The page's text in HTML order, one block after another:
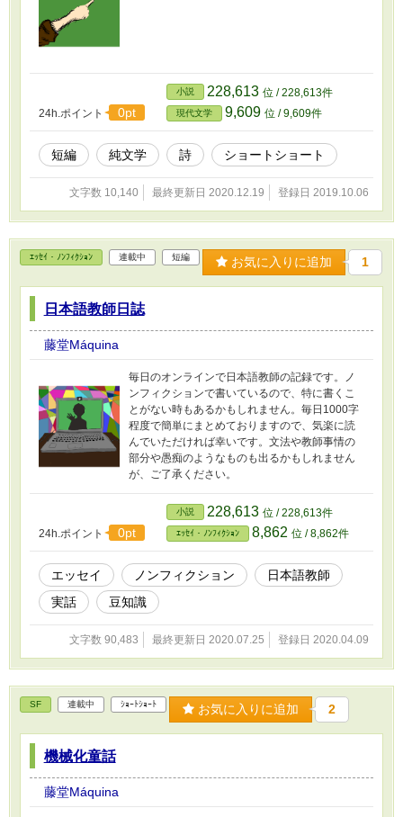
24h.ポイント 0pt
小説 228,613 位 / 228,613件
現代文学 9,609 位 / 9,609件
短編 純文学 詩 ショートショート
文字数 10,140 最終更新日 2020.12.19 登録日 2019.10.06
ｴｯｾｲ・ﾉﾝﾌｨｸｼｮﾝ 連載中 短編 お気に入りに追加 1
日本語教師日誌
藤堂Máquina
毎日のオンラインで日本語教師の記録です。ノ
ンフィクションで書いているので、特に書くこ
とがない時もあるかもしれません。毎日1000字
程度で簡単にまとめておりますので、気楽に読
んでいただければ幸いです。文法や教師事情の
部分や愚痴のようなものも出るかもしれません
が、ご了承ください。
24h.ポイント 0pt
小説 228,613 位 / 228,613件
ｴｯｾｲ・ﾉﾝﾌｨｸｼｮﾝ 8,862 位 / 8,862件
エッセイ ノンフィクション
日本語教師
実話
豆知識
文字数 90,483 最終更新日 2020.07.25 登録日 2020.04.09
SF 連載中 ｼｮｰﾄｼｮｰﾄ お気に入りに追加 2
機械化童話
藤堂Máquina